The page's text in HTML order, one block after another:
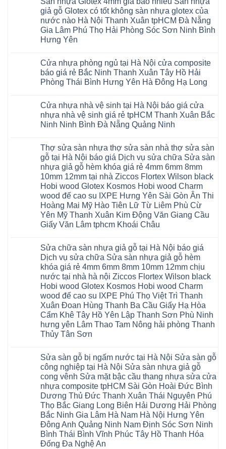
TpHCM
Bình
Dương
Huế
Cần
Thơ
Đà
Đức
Hoài
Đức
Ninh
Phòng
Tứ
Kỳ
Đan
Phượng
Quảng
Ninh
Thanh
Miện
Nghệ
An
Thanh
Hà
Bình
Thái
Bình
Thanh
Phụ
Phú
Thọ
Lào
Tuyên
Quang
Đà
Nẵng
Khánh
Hải
Phòng
Hưng
Yên
Nghệ
An
Quảng
Thọ
Bắc
Ninh
Tuyên
ngót
Gia
Lâm
Thanh
Xuân
Hà
Nội
Từ
Liêm
Đan
Phượng
Bình
Hải
Phòng
hàng
quan
tâm
Ninh
Nghệ
An
Bắc
Ninh
Tuyên
Nguyên
khóa
uy
tín
hàng
đầu
đã
định
tại
Việt
Nam
Sàn
nhựa
Fukione
giả
gỗ
4mm
6mm
đế
cao
su
bình
luận
ở
Sàn
nhựa
Glotex
và
composite
giả
vân
gỗ
tạo
sang
trọng
giả gỗ Glotex có tốt không sàn nhựa glotex của
nước nào Hà Nội Thanh Xuân tpHCM Đà Nẵng
Gia Lâm Phú Thọ Hải Phòng Sóc Sơn Ninh Bình
Hưng Yên
bình
luận
ở
Sàn
4mm
giá
bao
nhiêu
Sàn
Glotex
có
tốt
không
sàn
nhựa
glotex
nước
nào
Hà
Nội
tpHCM
Đà
Nẵng
Gia
Phú
Thọ
Phòng
Sóc
Sơn
Ninh
Bình
Hưng
Yên
Cửa nhựa phòng ngủ tại Hà Nội cửa composite
báo giá rẻ Bắc Ninh Thanh Xuân Tây Hồ Hải
Phòng Thái Bình Hưng Yên Hà Đông Hạ Long
bình
luận
ở
Cửa
ngủ
tại
Hà
Nội
cửa
composite
báo
giá
rẻ
Bắc
Ninh
Thanh
Xuân
Hải
Phòng
Thái
Bình
Hưng
Yên
Hà
Đông
Hạ
Long
Cửa nhựa nhà vệ sinh tại Hà Nội báo giá cửa
nhựa nhà vệ sinh giá rẻ tpHCM Thanh Xuân Bắc
Ninh Ninh Bình Đà Nẵng Quảng Ninh
bình
luận
ở
Cửa
nhựa
nhà
vệ
sinh
tại
Hà
Nội
giá
nhà
sinh
giá
tpHCM
Thanh
Bắc
Ninh
Ninh
Bình
Đà
Nẵng
Quảng
Thợ sửa sàn nhựa thợ sửa sàn nhà thợ sửa sàn
gỗ tại Hà Nội báo giá Dịch vụ sửa chữa Sửa sàn
nhựa giả gỗ hèm khóa giá rẻ 4mm 6mm 8mm
10mm 12mm tại nhà Ziccos Flortex Wilson black
Hobi wood Glotex Kosmos Hobi wood Charm
wood đế cao su IXPE Hưng Yên Sài Gòn Ân Thi
Hoàng Mai Mỹ Hào Tiên Lữ Từ Liêm Phù Cừ
Yên Mỹ Thanh Xuân Kim Động Văn Giang Cầu
Giấy Văn Lâm tphcm Khoái Châu
bình
luận
ở
Thợ
sửa
sàn
nhựa
thợ
sửa
sàn
nhà
sửa
sàn
Nội
báo
Dịch
vụ
sửa
chữa
Sửa
sàn
nhựa
giả
gỗ
hèm
khóa
Sửa chữa sàn nhựa giả gỗ tại Hà Nội báo giá
Dịch vụ sửa chữa Sửa sàn nhựa giả gỗ hèm
khóa giá rẻ 4mm 6mm 8mm 10mm 12mm chịu
nước tại nhà hà nội Ziccos Flortex Wilson black
Hobi wood Glotex Kosmos Hobi wood Charm
wood đế cao su IXPE Phú Thọ Việt Trì Thanh
Xuân Đoan Hùng Thanh Ba Cầu Giấy Hạ Hòa
Cẩm Khê Tây Hồ Yên Lập Thanh Sơn Phù Ninh
hưng yên Lâm Thao Tam Nông hải phòng Thanh
Thủy Tân Sơn
bình
luận
ở
Sửa
chữa
sàn
nhựa
giả
gỗ
tại
Hà
Nội
báo
giá
Sửa sàn gỗ bị ngấm nước tại Hà Nội Sửa sàn gỗ
công nghiệp tại Hà Nội Sửa sàn nhựa giả gỗ
cong vênh Sửa mặt bậc cầu thang nhựa sửa cửa
nhựa composite tpHCM Sài Gòn Hoài Đức Bình
Dương Thủ Đức Thanh Xuân Thái Nguyên Phú
Thọ Bắc Giang Long Biên Hải Dương Hải Phòng
Bắc Ninh Gia Lâm Hà Nam Hà Nội Hưng Yên
Đông Anh Quảng Ninh Nam Định Sóc Sơn Ninh
Bình Thái Bình Vĩnh Phúc Tây Hồ Thanh Hóa
Đống Đa Nghệ An